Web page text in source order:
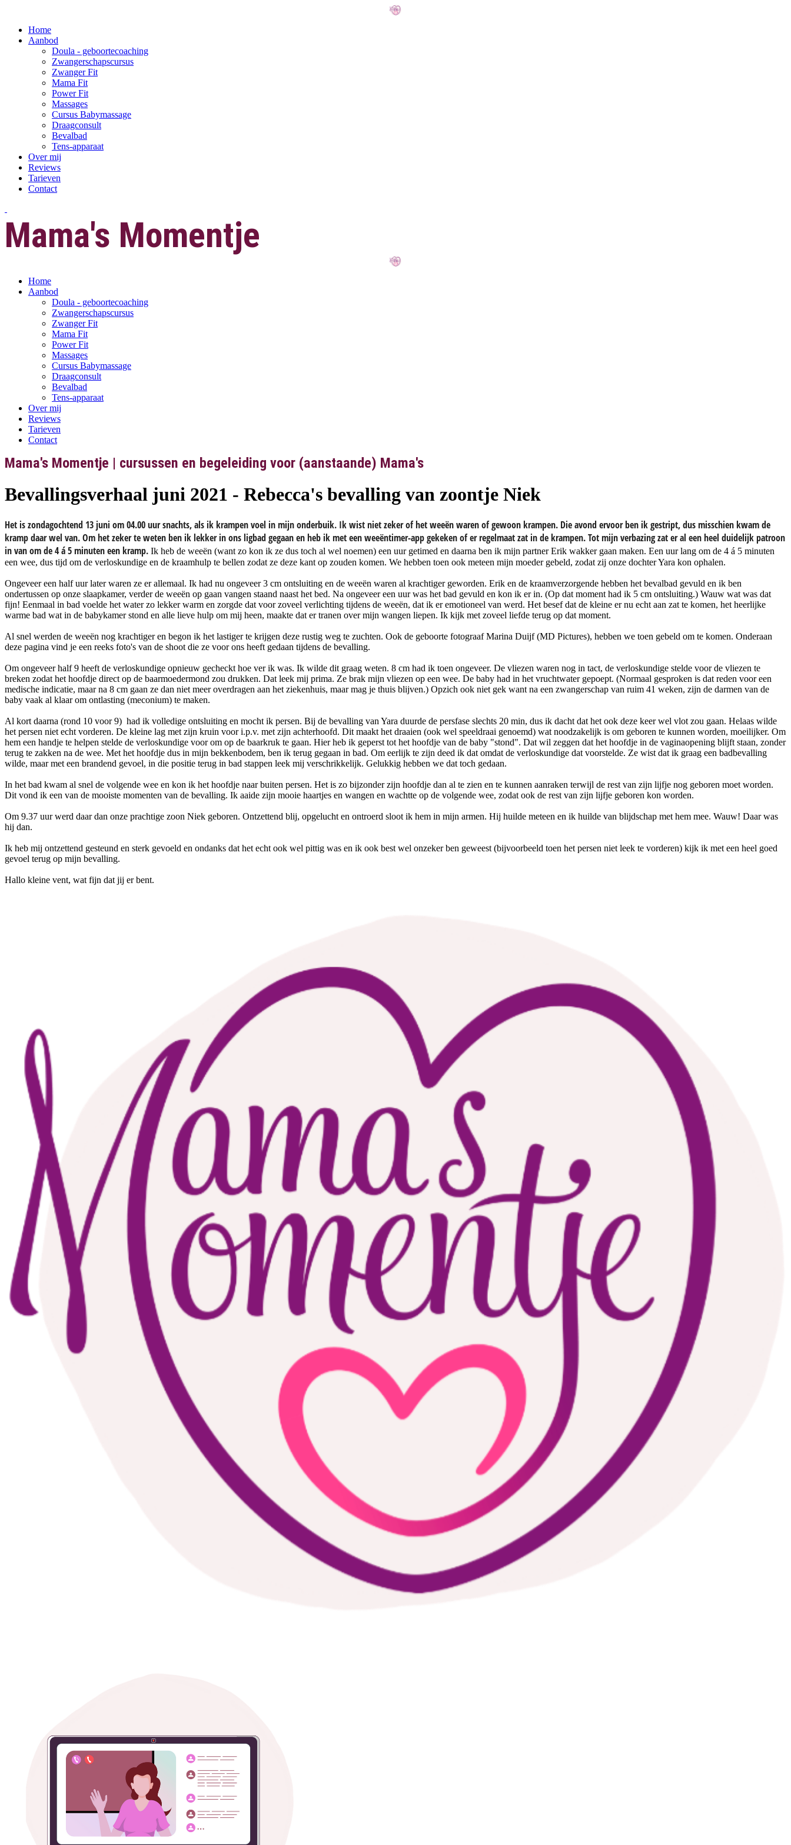
Home
Aanbod
Doula - geboortecoaching
Zwangerschapscursus
Zwanger Fit
Mama Fit
Power Fit
Massages
Cursus Babymassage
Draagconsult
Bevalbad
Tens-apparaat
Over mij
Reviews
Tarieven
Contact
Mama's Momentje
Home
Aanbod
Doula - geboortecoaching
Zwangerschapscursus
Zwanger Fit
Mama Fit
Power Fit
Massages
Cursus Babymassage
Draagconsult
Bevalbad
Tens-apparaat
Over mij
Reviews
Tarieven
Contact
Mama's Momentje | cursussen en begeleiding voor (aanstaande) Mama's
Bevallingsverhaal juni 2021 - Rebecca's bevalling van zoontje Niek
Het is zondagochtend 13 juni om 04.00 uur snachts, als ik krampen voel in mijn onderbuik. Ik wist niet zeker of het weeën waren of gewoon krampen. Die avond ervoor ben ik gestript, dus misschien kwam de
kramp daar wel van. Om het zeker te weten ben ik lekker in ons ligbad gegaan en heb ik met een weeëntimer-app gekeken of er regelmaat zat in de krampen. Tot mijn verbazing zat er al een heel duidelijk patroon
in van om de 4 á 5 minuten een kramp. Ik heb de weeën (want zo kon ik ze dus toch al wel noemen) een uur getimed en daarna ben ik mijn partner Erik wakker gaan maken. Een uur lang om de 4 á 5 minuten
een wee, dus tijd om de verloskundige en de kraamhulp te bellen zodat ze deze kant op zouden komen. We hebben toen ook meteen mijn moeder gebeld, zodat zij onze dochter Yara kon ophalen.
Ongeveer een half uur later waren ze er allemaal. Ik had nu ongeveer 3 cm ontsluiting en de weeën waren al krachtiger geworden. Erik en de kraamverzorgende hebben het bevalbad gevuld en ik ben
ondertussen op onze slaapkamer, verder de weeën op gaan vangen staand naast het bed. Na ongeveer een uur was het bad gevuld en kon ik er in. (Op dat moment had ik 5 cm ontsluiting.) Wauw wat was dat
fijn! Eenmaal in bad voelde het water zo lekker warm en zorgde dat voor zoveel verlichting tijdens de weeën, dat ik er emotioneel van werd. Het besef dat de kleine er nu echt aan zat te komen, het heerlijke
warme bad wat in de babykamer stond en alle lieve hulp om mij heen, maakte dat er tranen over mijn wangen liepen. Ik kijk met zoveel liefde terug op dat moment.
Al snel werden de weeën nog krachtiger en begon ik het lastiger te krijgen deze rustig weg te zuchten. Ook de geboorte fotograaf Marina Duijf (MD Pictures), hebben we toen gebeld om te komen. Onderaan
deze pagina vind je een reeks foto's van de shoot die ze voor ons heeft gedaan tijdens de bevalling.
Om ongeveer half 9 heeft de verloskundige opnieuw gecheckt hoe ver ik was. Ik wilde dit graag weten. 8 cm had ik toen ongeveer. De vliezen waren nog in tact, de verloskundige stelde voor de vliezen te
breken zodat het hoofdje direct op de baarmoedermond zou drukken. Dat leek mij prima. Ze brak mijn vliezen op een wee. De baby had in het vruchtwater gepoept. (Normaal gesproken is dat reden voor een
medische indicatie, maar na 8 cm gaan ze dan niet meer overdragen aan het ziekenhuis, maar mag je thuis blijven.) Opzich ook niet gek want na een zwangerschap van ruim 41 weken, zijn de darmen van de
baby vaak al klaar om ontlasting (meconium) te maken.
Al kort daarna (rond 10 voor 9) had ik volledige ontsluiting en mocht ik persen. Bij de bevalling van Yara duurde de persfase slechts 20 min, dus ik dacht dat het ook deze keer wel vlot zou gaan. Helaas wilde
het persen niet echt vorderen. De kleine lag met zijn kruin voor i.p.v. met zijn achterhoofd. Dit maakt het draaien (ook wel speeldraai genoemd) wat noodzakelijk is om geboren te kunnen worden, moeilijker. Om
hem een handje te helpen stelde de verloskundige voor om op de baarkruk te gaan. Hier heb ik geperst tot het hoofdje van de baby "stond". Dat wil zeggen dat het hoofdje in de vaginaopening blijft staan, zonder
terug te zakken na de wee. Met het hoofdje dus in mijn bekkenbodem, ben ik terug gegaan in bad. Om eerlijk te zijn deed ik dat omdat de verloskundige dat voorstelde. Ze wist dat ik graag een badbevalling
wilde, maar met een brandend gevoel, in die positie terug in bad stappen leek mij verschrikkelijk. Gelukkig hebben we dat toch gedaan.
In het bad kwam al snel de volgende wee en kon ik het hoofdje naar buiten persen. Het is zo bijzonder zijn hoofdje dan al te zien en te kunnen aanraken terwijl de rest van zijn lijfje nog geboren moet worden.
Dit vond ik een van de mooiste momenten van de bevalling. Ik aaide zijn mooie haartjes en wangen en wachtte op de volgende wee, zodat ook de rest van zijn lijfje geboren kon worden.
Om 9.37 uur werd daar dan onze prachtige zoon Niek geboren. Ontzettend blij, opgelucht en ontroerd sloot ik hem in mijn armen. Hij huilde meteen en ik huilde van blijdschap met hem mee. Wauw! Daar was
hij dan.
Ik heb mij ontzettend gesteund en sterk gevoeld en ondanks dat het echt ook wel pittig was en ik ook best wel onzeker ben geweest (bijvoorbeeld toen het persen niet leek te vorderen) kijk ik met een heel goed
gevoel terug op mijn bevalling.
Hallo kleine vent, wat fijn dat jij er bent.